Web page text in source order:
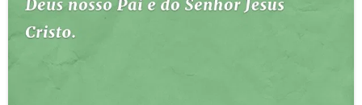
ESBOÇOS DE PREGAÇÃO